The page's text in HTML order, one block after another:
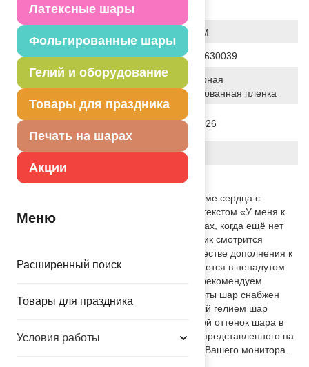
Латексные шары
Фольгированные шары
Гелий и оборудование
Товары для праздника
Печать на шарах
Акции
Меню
Расширенный поиск
Товары для праздника
Условия работы
Форма
18"/46СМ
Штрих код 4690390630039
Исходный материал
Полимерная
фольгированная пленка
элемента
28-01-2026
Вес 21.000 г
Описание товара
Воздушный фольгированный шар в форме сердца с
изображением котёнка и символичным текстом «У меня к
тебе мур-мур». Шар-признание в чувствах, когда ещё нет
смелости сказать «Я тебя люблю». Шарик смотрится
красиво как самостоятельно, так и в качестве дополнения к
фонтану из воздушных шаров. Поставляется в ненадутом
состоянии. Для того, чтобы шар летал, рекомендуем
надувать его гелием. Для удобства работы шар снабжен
самозакрывающимся клапаном. Надутый гелием шар
летает от двух дней. Внимание! Цветовой оттенок шара в
действительности может отличаться от представленного на
фотографии в зависимости от настроек Вашего монитора.